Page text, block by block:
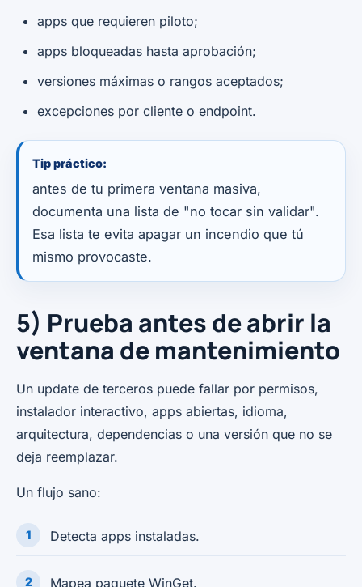
apps que requieren piloto;
apps bloqueadas hasta aprobación;
versiones máximas o rangos aceptados;
excepciones por cliente o endpoint.
Tip práctico:
antes de tu primera ventana masiva,
documenta una lista de "no tocar sin validar".
Esa lista te evita apagar un incendio que tú
mismo provocaste.
5) Prueba antes de abrir la
ventana de mantenimiento
Un update de terceros puede fallar por permisos,
instalador interactivo, apps abiertas, idioma,
arquitectura, dependencias o una versión que no se
deja reemplazar.
Un flujo sano:
Detecta apps instaladas.
Mapea paquete WinGet.